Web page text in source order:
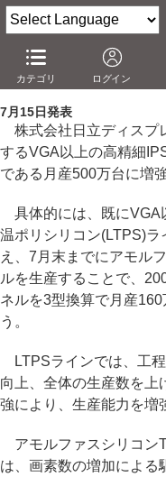
カテゴリ ログイン
日立ディスプレイズ、小型
－LTPSライン増強やアモル
7月15日発表
株式会社日立ディスプ
するVGA以上の高精細
である月産500万台に増
具体的には、既にVGA
温ポリシリコン(LTPS)
え、7月末までにアモル
ルを生産することで、
ネルを3型換算で月産
う。
LTPSラインでは、工
向上、全体の生産数を上
強により、生産能力を増
アモルファスシリコン
は、画素数の増加による